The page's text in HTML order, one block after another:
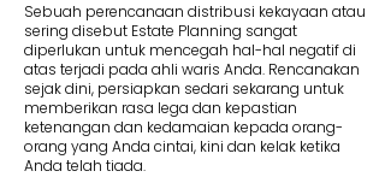
Sebuah perencanaan distribusi kekayaan atau
sering disebut Estate Planning sangat
diperlukan untuk mencegah hal-hal negatif di
atas terjadi pada ahli waris Anda. Rencanakan
sejak dini, persiapkan sedari sekarang untuk
memberikan rasa lega dan kepastian
ketenangan dan kedamaian kepada orang-
orang yang Anda cintai, kini dan kelak ketika
Anda telah tiada.